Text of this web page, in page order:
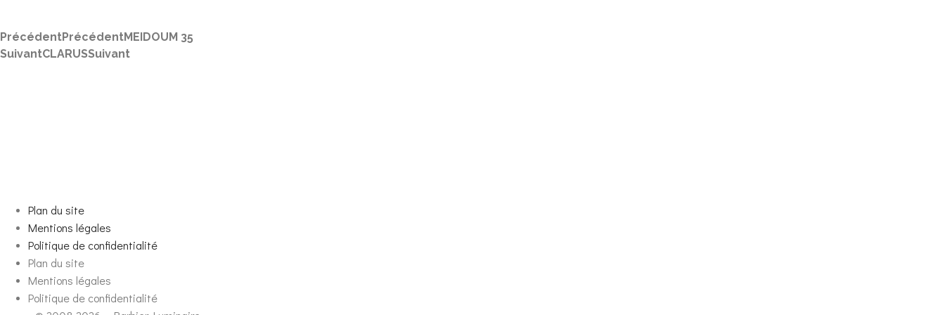
PrécédentPrécédentMEIDOUM 35
SuivantCLARUSSuivant
Plan du site
Mentions légales
Politique de confidentialité
Plan du site
Mentions légales
Politique de confidentialité